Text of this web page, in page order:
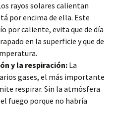
rayos solares calientan
por encima de ella. Este
por caliente, evita que de día
en la superficie y que de
y la respiración: La
gases, el más importante
respirar. Sin la atmósfera
fuego porque no habría